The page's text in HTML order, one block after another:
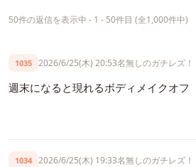
50件の返信を表示中 - 1 - 50件目 (全1,000件中)
1035 2026/6/25(木) 20:53名無しのガチレズ！
週末になると現れるボディメイクオフ
1034 2026/6/25(木) 19:33名無しのガチレズ！